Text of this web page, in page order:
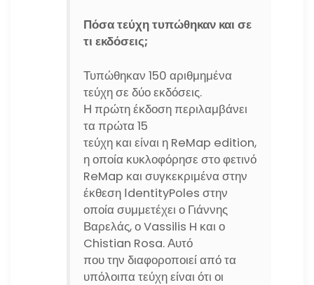
Πόσα τεύχη τυπώθηκαν και σε
τι εκδόσεις;
Τυπώθηκαν 150 αριθμημένα
τεύχη σε δύο εκδόσεις.
Η πρώτη έκδοση περιλαμβάνει
τα πρώτα 15
τεύχη και είναι η ReMap edition,
η οποία κυκλοφόρησε στο φετινό
ReMap και συγκεκριμένα στην
έκθεση ΙdentityPoles στην
οποία συμμετέχει ο Γιάννης
Βαρελάς, ο Vassilis H και ο
Chistian Rosa. Αυτό
που την διαφοροποιεί από τα
υπόλοιπα τεύχη είναι ότι οι